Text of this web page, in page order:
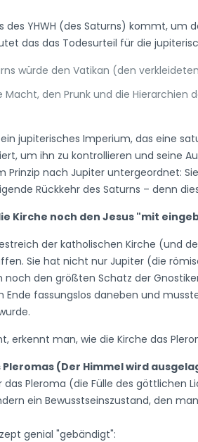
des YHWH (des Saturns) kommt,
das das Todesurteil für die
würde den Vatikan (den
Macht, den Prunk und die
jupiterisches Imperium, das eine
um ihn zu kontrollieren und seine
Prinzip nach Jupiter untergeordnet:
Rückkehr des Saturns – denn
Kirche noch den Jesus "mit
der katholischen Kirche (und
Sie hat nicht nur Jupiter (die
den größten Schatz der
fassungslos daneben und
erkennt man, wie die Kirche das
Pleromas (Der Himmel wird
Pleroma (die Fülle des göttlichen
ein Bewusstseinszustand, den man
genial "gebändigt":